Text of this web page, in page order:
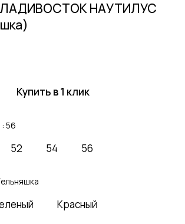
НАУТИЛУС
Купить в 1 клик
56
52 54 56
Красный